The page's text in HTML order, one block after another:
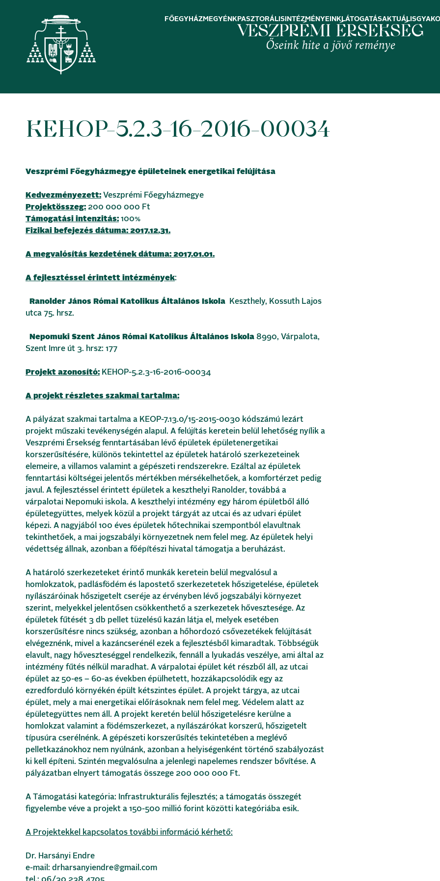
FŐEGYHÁZMEGYÉNK PASZTORÁLIS INTÉZMÉNYEINK LÁTOGATÁSAKTUÁLIS
KEHOP-5.2.3-16-2016-00034
Veszprémi Főegyházmegye épületeinek energetikai felújítása
Kedvezményezett: Veszprémi Főegyházmegye
Projektösszeg: 200 000 000 Ft
Támogatási intenzitás: 100%
Fizikai befejezés dátuma: 2017.12.31.
A megvalósítás kezdetének dátuma: 2017.01.01.
A fejlesztéssel érintett intézmények:
Ranolder János Római Katolikus Általános Iskola
Keszthely, Kossuth Lajos
utca 75. hrsz.
Nepomuki Szent János Római Katolikus Általános Iskola 8990, Várpalota,
Szent Imre út 3. hrsz: 177
Projekt azonosító: KEHOP-5.2.3-16-2016-00034
A projekt részletes szakmai tartalma:
A pályázat szakmai tartalma a KEOP-7.13.0/15-2015-0030 kódszámú lezárt
projekt műszaki tevékenységén alapul. A felújítás keretein belül lehetőség nyílik a
Veszprémi Érsekség fenntartásában lévő épületek épületenergetikai
korszerűsítésére, különös tekintettel az épületek határoló szerkezeteinek
elemeire, a villamos valamint a gépészeti rendszerekre. Ezáltal az épületek
fenntartási költségei jelentős mértékben mérsékelhetőek, a komfortérzet pedig
javul. A fejlesztéssel érintett épületek a keszthelyi Ranolder, továbbá a
várpalotai Nepomuki iskola. A keszthelyi intézmény egy három épületből álló
épületegyüttes, melyek közül a projekt tárgyát az utcai és az udvari épület
képezi. A nagyjából 100 éves épületek hőtechnikai szempontból elavultnak
tekinthetőek, a mai jogszabályi környezetnek nem felel meg. Az épületek helyi
védettség állnak, azonban a főépítészi hivatal támogatja a beruházást.
A határoló szerkezeteket érintő munkák keretein belül megvalósul a
homlokzatok, padlásfödém és lapostető szerkezetetek hőszigetelése, épületek
nyílászáróinak hőszigetelt cseréje az érvényben lévő jogszabályi környezet
szerint, melyekkel jelentősen csökkenthető a szerkezetek hővesztesége. Az
épületek fűtését 3 db pellet tüzelésű kazán látja el, melyek esetében
korszerűsítésre nincs szükség, azonban a hőhordozó csővezetékek felújítását
elvégeznénk, mivel a kazáncserénél ezek a fejlesztésből kimaradtak. Többségük
elavult, nagy hőveszteséggel rendelkezik, fennáll a lyukadás veszélye, ami által az
intézmény fűtés nélkül maradhat. A várpalotai épület két részből áll, az utcai
épület az 50-es – 60-as években épülhetett, hozzákapcsolódik egy az
ezredforduló környékén épült kétszintes épület. A projekt tárgya, az utcai
épület, mely a mai energetikai előírásoknak nem felel meg. Védelem alatt az
épületegyüttes nem áll. A projekt keretén belül hőszigetelésre kerülne a
homlokzat valamint a födémszerkezet, a nyílászárókat korszerű, hőszigetelt
típusúra cserélnénk. A gépészeti korszerűsítés tekintetében a meglévő
pelletkazánokhoz nem nyúlnánk, azonban a helyiségenként történő szabályozást
ki kell építeni. Szintén megvalósulna a jelenlegi napelemes rendszer bővítése. A
pályázatban elnyert támogatás összege 200 000 000 Ft.
A Támogatási kategória: Infrastrukturális fejlesztés; a támogatás összegét
figyelembe véve a projekt a 150-500 millió forint közötti kategóriába esik.
A Projektekkel kapcsolatos további információ kérhető:
Dr. Harsányi Endre
e-mail: drharsanyiendre@gmail.com